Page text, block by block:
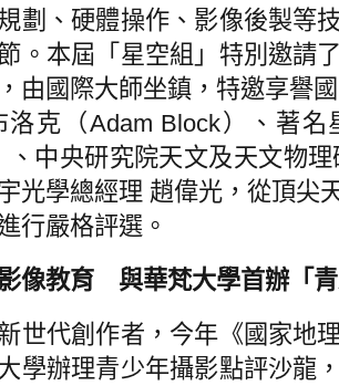
劃、硬體操作、影像後製等
。本屆「星空組」特別邀請
由國際大師坐鎮，特邀享譽
洛克（Adam Block）、著名
、中央研究院天文及天文物
光學總經理 趙偉光，從頂尖
行嚴格評選。
像教育 與華梵大學首辦「
世代創作者，今年《國家地
學辦理青少年攝影點評沙龍